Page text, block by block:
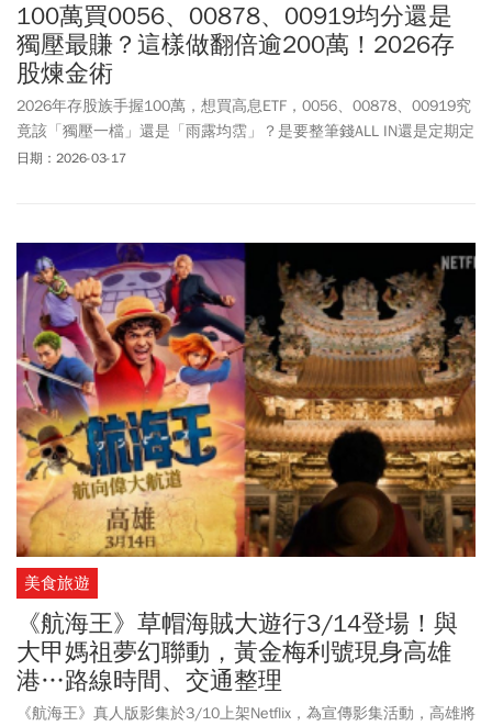
100萬買0056、00878、00919均分還是
獨壓最賺？這樣做翻倍逾200萬！2026存
股煉金術
2026年存股族手握100萬，想買高息ETF，0056、00878、00919究
竟該「獨壓一檔」還是「雨露均霑」？是要整筆錢ALL IN還是定期定
額？該如何操作才能榨出最高的預期報酬？今周刊一文解析。
日期：2026-03-17
美食旅遊
《航海王》草帽海賊大遊行3/14登場！與
大甲媽祖夢幻聯動，黃金梅利號現身高雄
港…路線時間、交通整理
《航海王》真人版影集於3/10上架Netflix，為宣傳影集活動，高雄將